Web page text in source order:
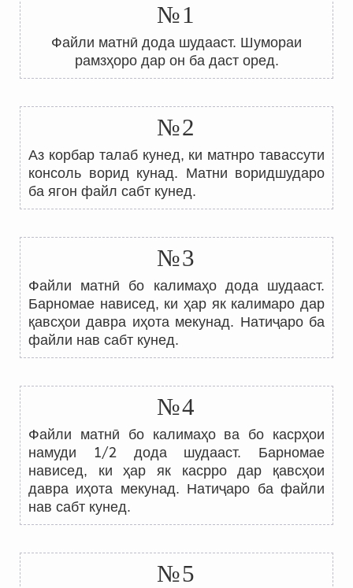
№1
Файли матнӣ дода шудааст. Шумораи
рамзҳоро дар он ба даст оред.
№2
Аз корбар талаб кунед, ки матнро тавассути
консоль ворид кунад. Матни воридшударо
ба ягон файл сабт кунед.
№3
Файли матнӣ бо калимаҳо дода шудааст.
Барномае нависед, ки ҳар як калимаро дар
қавсҳои давра иҳота мекунад. Натиҷаро ба
файли нав сабт кунед.
№4
Файли матнӣ бо калимаҳо ва бо касрҳои
намуди 1/2дода шудааст. Барномае
нависед, ки ҳар як касрро дар қавсҳои
давра иҳота мекунад. Натиҷаро ба файли
нав сабт кунед.
№5